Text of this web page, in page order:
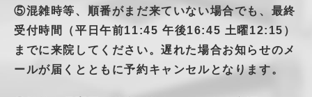
⑤混雑時等、順番がまだ来ていない場合でも、最終
受付時間（平日午前11:45 午後16:45 土曜12:15）
までに来院してください。遅れた場合お知らせのメ
ールが届くとともに予約キャンセルとなります。